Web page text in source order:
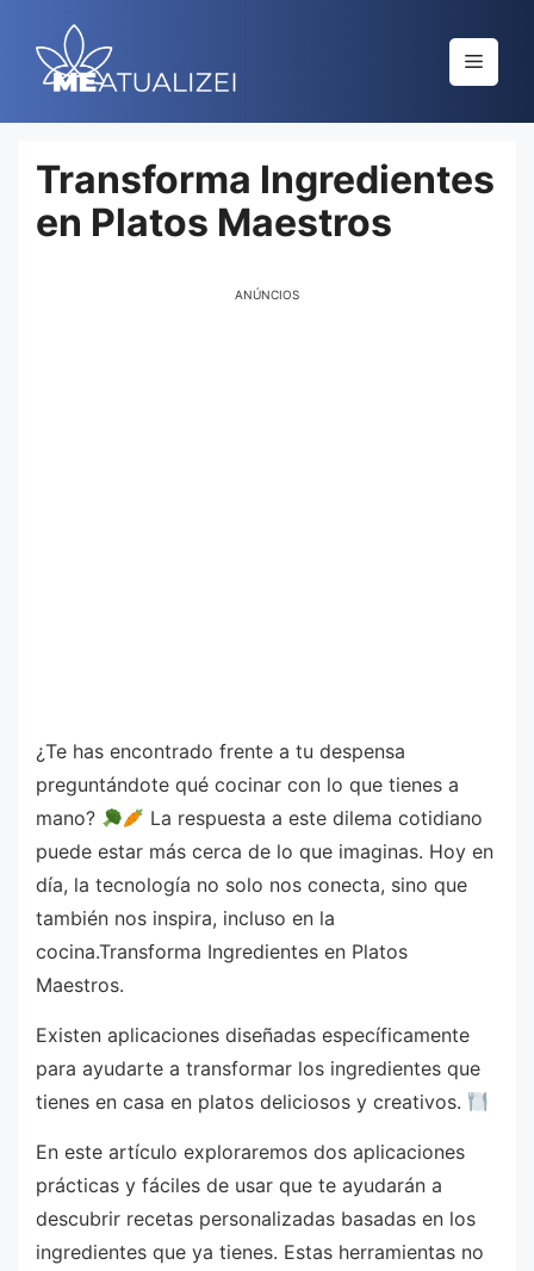
contenido
Menú
Transforma Ingredientes
en Platos Maestros
ANÚNCIOS
¿Te has encontrado frente a tu despensa
preguntándote qué cocinar con lo que tienes a
mano?
La respuesta a este dilema cotidiano
puede estar más cerca de lo que imaginas. Hoy en
día, la tecnología no solo nos conecta, sino que
también nos inspira, incluso en la
cocina.Transforma Ingredientes en Platos
Maestros.
Existen aplicaciones diseñadas específicamente
para ayudarte a transformar los ingredientes que
tienes en casa en platos deliciosos y creativos.
En este artículo exploraremos dos aplicaciones
prácticas y fáciles de usar que te ayudarán a
descubrir recetas personalizadas basadas en los
ingredientes que ya tienes. Estas herramientas no